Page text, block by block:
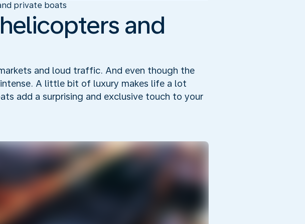
private boats
and
and loud traffic. And even though the
A little bit of luxury makes life a lot
add a surprising and exclusive touch to your